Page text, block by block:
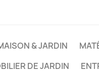
& JARDIN
DE JARDIN